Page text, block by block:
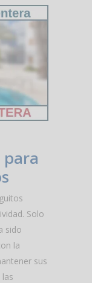
Solo
sido
la
sus